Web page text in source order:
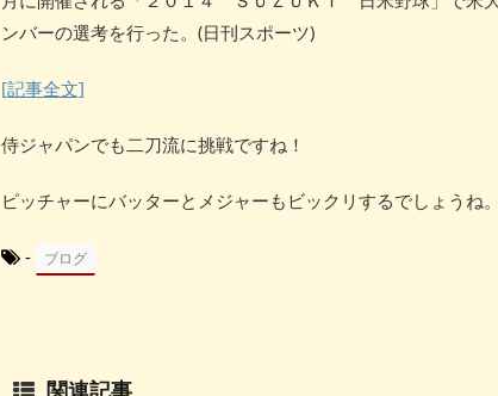
ンバーの選考を行った。(日刊スポーツ)
[記事全文]
侍ジャパンでも二刀流に挑戦ですね！
ピッチャーにバッターとメジャーもビックリするでしょうね。
- ブログ
関連記事